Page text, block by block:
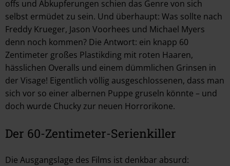
offs und Abkupferungen schien das Genre von sich
selbst ermüdet zu sein. Und überhaupt: Was sollte nach
Freddy Krueger, Jason Voorhees und Michael Myers
denn noch kommen? Die Antwort: ein knapp 60
Zentimeter großes Plastikding mit roten Haaren,
hässlichen Overalls und einem dümmlichen Grinsen in
der Visage! Eigentlich völlig ausgeschlossenen, dass man
sich vor so einer albernen Puppe gruseln könnte – und
doch wurde Chucky zur neuen Horrorikone.
Der 60-Zentimeter-Serienkiller
Die Ausgangslage des Films ist denkbar absurd: